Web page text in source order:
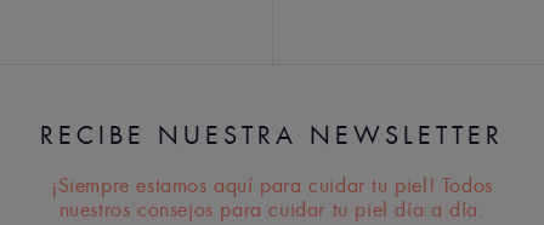
RECIBE NUESTRA NEWSLETTER
¡Siempre estamos aquí para cuidar tu piel! Todos
nuestros consejos para cuidar tu piel día a día.